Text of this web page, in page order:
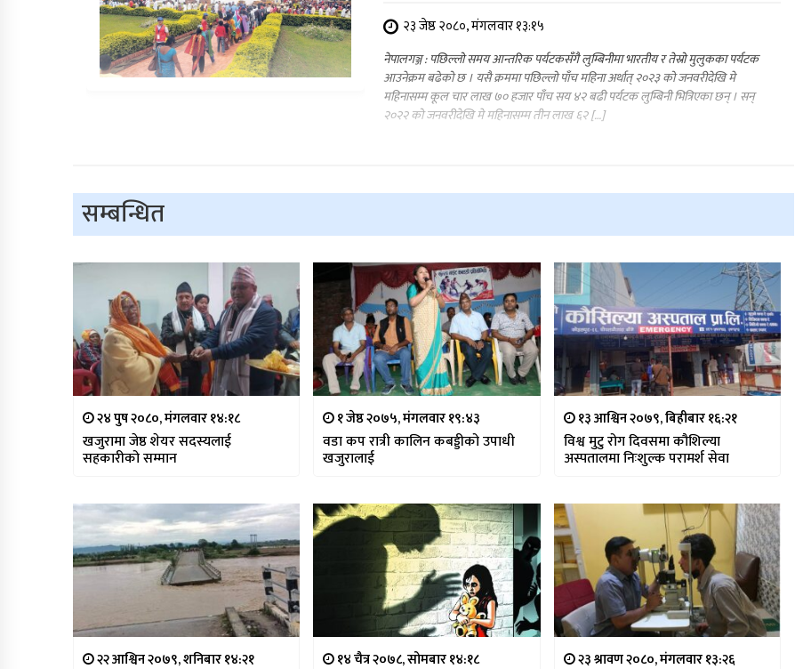
२३ जेष्ठ २०८०, मंगलवार १३:१५
नेपालगञ्ज : पछिल्लो समय आन्तरिक पर्यटकसँगै लुम्बिनीमा भारतीय र तेस्रो मुलुकका पर्यटक
आउनेक्रम बढेको छ । यसै क्रममा पछिल्लो पाँच महिना अर्थात् २०२३ को जनवरीदेखि मे
महिनासम्म कूल चार लाख ७० हजार पाँच सय ४२ बढी पर्यटक लुम्बिनी भित्रिएका छन् । सन्
२०२२ को जनवरीदेखि मे महिनासम्म तीन लाख ६२ […]
सम्बन्धित
२४ पुष २०८०, मंगलवार १४:१८
खजुरामा जेष्ठ शेयर सदस्यलाई
सहकारीको सम्मान
१ जेष्ठ २०७५, मंगलवार १९:४३
वडा कप रात्री कालिन कबड्डीको उपाधी
खजुरालाई
१३ आश्विन २०७९, बिहीबार १६:२१
विश्व मुटु रोग दिवसमा कौशिल्या
अस्पतालमा निःशुल्क परामर्श सेवा
२२ आश्विन २०७९, शनिबार १४:२१ १४ चैत्र २०७८, सोमबार १४:१८ २३ श्रावण २०८०, मंगलवार १३:२६